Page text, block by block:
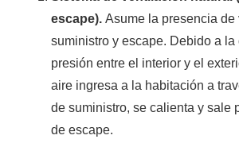
escape). Asume la presencia de
suministro y escape. Debido a la
presión entre el interior y el
aire ingresa a la habitación a
de suministro, se calienta y sale
de escape.